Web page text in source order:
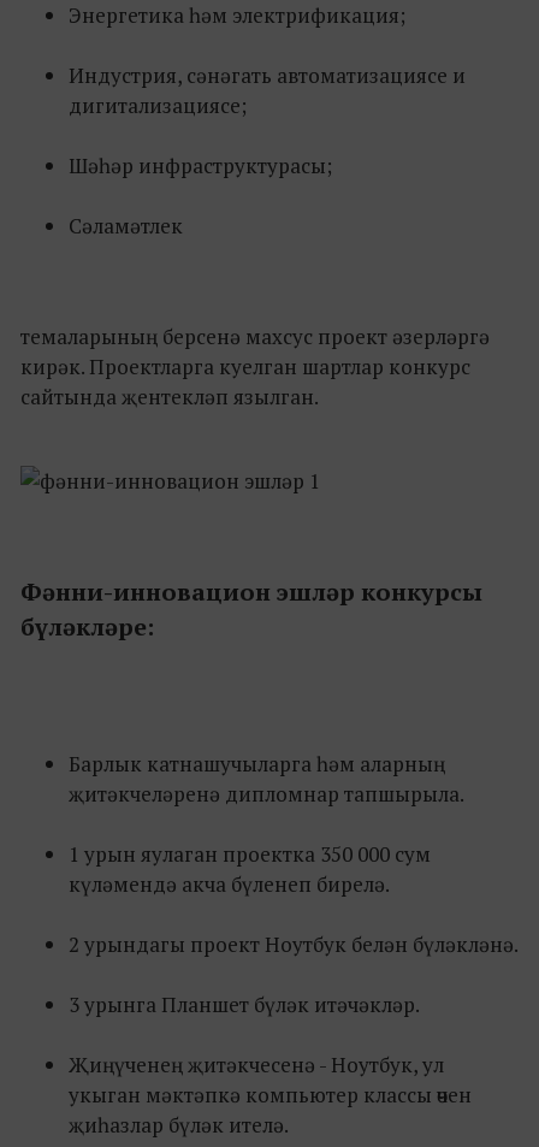
Энергетика һәм электрификация;
Индустрия, сәнәгать автоматизациясе и
дигитализациясе;
Шәһәр инфраструктурасы;
Сәламәтлек
темаларының берсенә махсус проект әзерләргә
кирәк. Проектларга куелган шартлар конкурс
сайтында җентекләп язылган.
Фәнни-инновацион эшләр конкурсы
бүләкләре:
Барлык катнашучыларга һәм аларның
җитәкчеләренә дипломнар тапшырыла.
1 урын яулаган проектка 350 000 сум
күләмендә акча бүленеп бирелә.
2 урындагы проект Ноутбук белән бүләкләнә.
3 урынга Планшет бүләк итәчәкләр.
Җиңүченең җитәкчесенә - Ноутбук, ул
укыган мәктәпкә компьютер классы өчен
җиһазлар бүләк ителә.